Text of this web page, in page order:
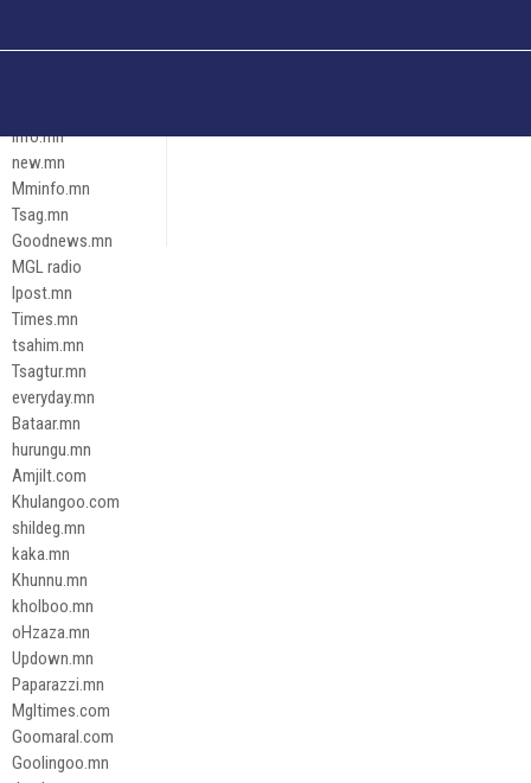
Эрх зүй
info.mn
new.mn
Mminfo.mn
Tsag.mn
Goodnews.mn
MGL radio
Ipost.mn
Times.mn
tsahim.mn
Tsagtur.mn
everyday.mn
Bataar.mn
hurungu.mn
Amjilt.com
Khulangoo.com
shildeg.mn
kaka.mn
Khunnu.mn
kholboo.mn
oHzaza.mn
Updown.mn
Paparazzi.mn
Mgltimes.com
Goomaral.com
Goolingoo.mn